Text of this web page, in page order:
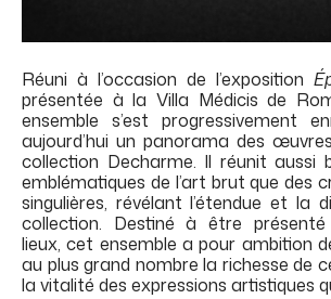
Réuni à l’occasion de l’exposition
présentée à la Villa Médicis de
ensemble s’est progressivement
aujourd’hui un panorama des
collection Decharme. Il réunit aussi
emblématiques de l’art brut que des
singulières, révélant l’étendue et la
collection. Destiné à être
lieux, cet ensemble a pour ambition
au plus grand nombre la richesse de
la vitalité des expressions artistiques